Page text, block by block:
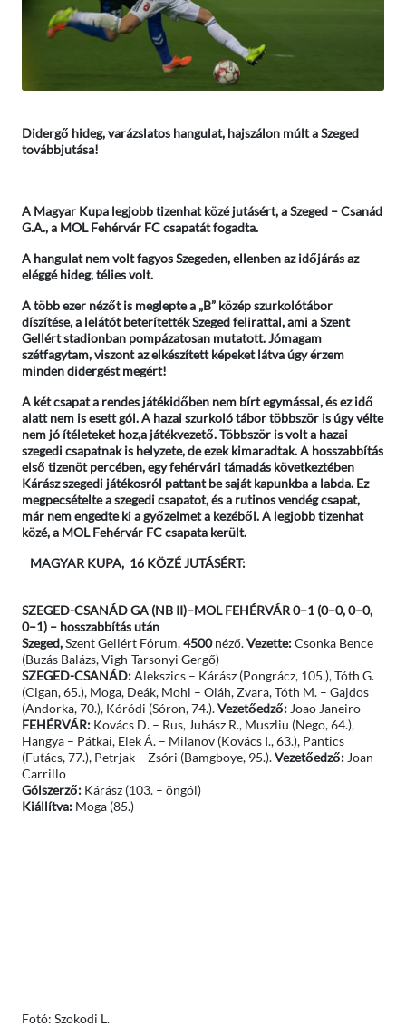
Didergő hideg, varázslatos hangulat, hajszálon múlt a Szeged
továbbjutása!
A Magyar Kupa legjobb tizenhat közé jutásért, a Szeged – Csanád
G.A., a MOL Fehérvár FC csapatát fogadta.
A hangulat nem volt fagyos Szegeden, ellenben az időjárás az
eléggé hideg, télies volt.
A több ezer nézőt is meglepte a „B” közép szurkolótábor
díszítése, a lelátót beterítették Szeged felirattal, ami a Szent
Gellért stadionban pompázatosan mutatott. Jómagam
szétfagytam, viszont az elkészített képeket látva úgy érzem
minden didergést megért!
A két csapat a rendes játékidőben nem bírt egymással, és ez idő
alatt nem is esett gól. A hazai szurkoló tábor többször is úgy vélte
nem jó ítéleteket hoz,a játékvezető. Többször is volt a hazai
szegedi csapatnak is helyzete, de ezek kimaradtak. A hosszabbítás
első tizenöt percében, egy fehérvári támadás következtében
Kárász szegedi játékosról pattant be saját kapunkba a labda. Ez
megpecsételte a szegedi csapatot, és a rutinos vendég csapat,
már nem engedte ki a győzelmet a kezéből. A legjobb tizenhat
közé, a MOL Fehérvár FC csapata került.
MAGYAR KUPA, 16 KÖZÉ JUTÁSÉRT:
SZEGED-CSANÁD GA (NB II)–MOLFEHÉRVÁR0–1 (0–0, 0–0,
0–1) – hosszabbítás után
Szeged,Szent Gellért Fórum,4500néző.Vezette:Csonka Bence
(Buzás Balázs, Vigh-Tarsonyi Gergő)
SZEGED-CSANÁD:Alekszics – Kárász (Pongrácz, 105.), Tóth G.
(Cigan, 65.), Moga, Deák, Mohl – Oláh, Zvara, Tóth M. – Gajdos
(Andorka, 70.), Kóródi (Sóron, 74.).Vezetőedző: Joao Janeiro
FEHÉRVÁR: Kovács D. – Rus, Juhász R., Muszliu (Nego, 64.),
Hangya – Pátkai, Elek Á. – Milanov (Kovács I., 63.), Pantics
(Futács, 77.), Petrjak – Zsóri (Bamgboye, 95.).Vezetőedző: Joan
Carrillo
Gólszerző:Kárász (103. – öngól)
Kiállítva:Moga (85.)
Fotó: Szokodi L.